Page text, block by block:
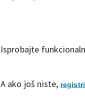
Isprobajte
A ako još niste,